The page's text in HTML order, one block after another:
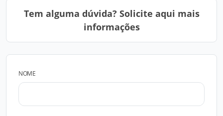
Tem alguma dúvida? Solicite aqui mais
informações
NOME